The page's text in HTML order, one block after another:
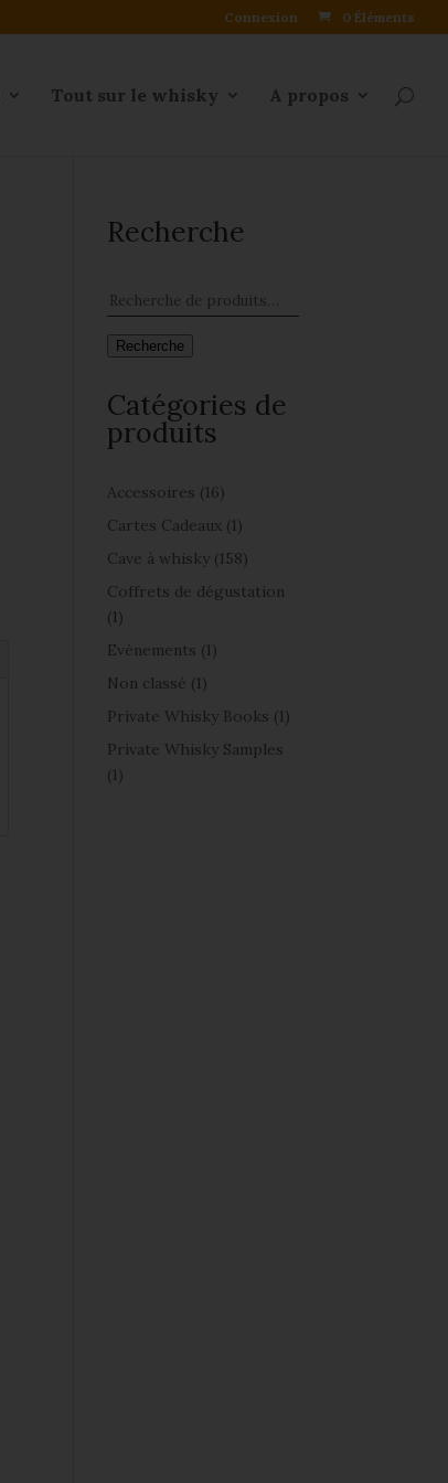
Connexion 0 Éléments
Tout sur le whisky A propos
Recherche
Recherche
Catégories de
produits
Accessoires (16)
Cartes Cadeaux (1)
Cave à whisky (158)
Coffrets de dégustation
(1)
Evénements (1)
Non classé (1)
Private Whisky Books (1)
Private Whisky Samples
(1)